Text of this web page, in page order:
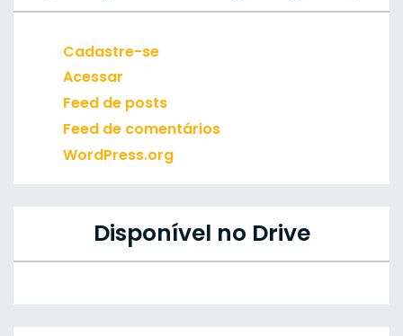
Cadastre-se
Acessar
Feed de posts
Feed de comentários
WordPress.org
Disponível no Drive